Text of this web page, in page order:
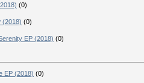
(0)
(2018) (0)
EP (2018) (0)
EP (2018) (0)